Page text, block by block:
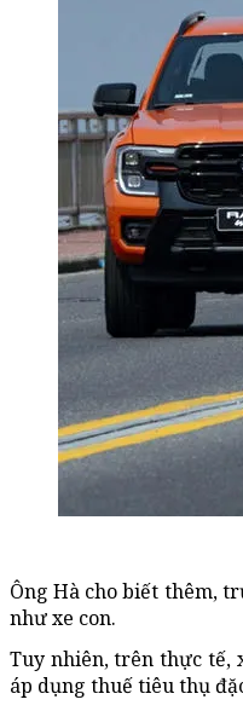
Ông Hà cho biết thêm,
như xe con.
Tuy nhiên, trên thực tế,
áp dụng thuế tiêu thụ